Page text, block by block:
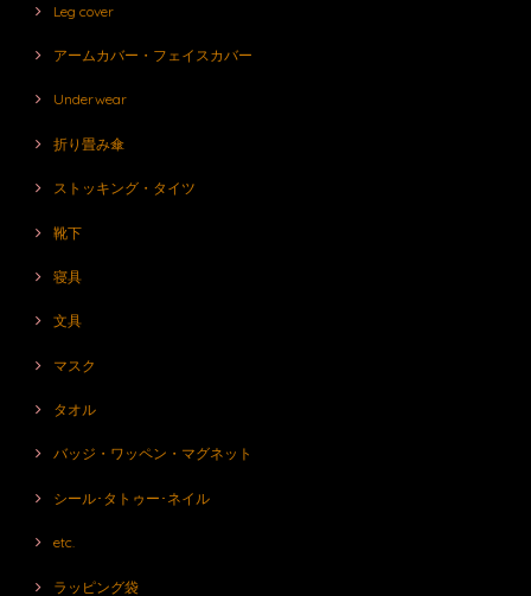
Leg cover
アームカバー・フェイスカバー
Underwear
折り畳み傘
ストッキング・タイツ
靴下
寝具
文具
マスク
タオル
バッジ・ワッペン・マグネット
シール･タトゥー･ネイル
etc.
ラッピング袋